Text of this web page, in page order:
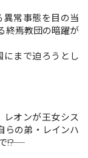
常事態を目の当
終焉教団の暗躍が
まで迫ろうとし
オンが王女シス
らの弟・レインハ